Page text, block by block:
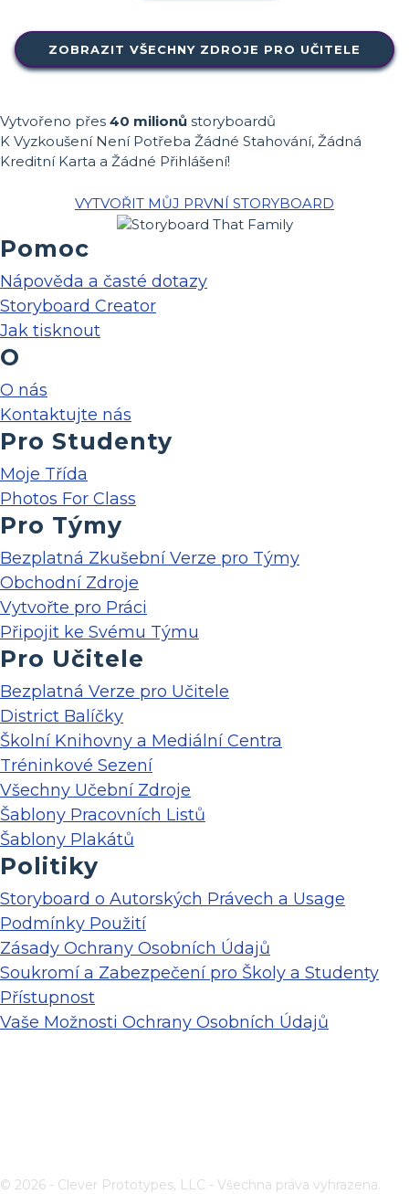
ZOBRAZIT VŠECHNY ZDROJE PRO UČITELE
Vytvořeno přes 40 milionů storyboardů
K Vyzkoušení Není Potřeba Žádné Stahování, Žádná
Kreditní Karta a Žádné Přihlášení!
VYTVOŘIT MŮJ PRVNÍ STORYBOARD
Pomoc
Nápověda a časté dotazy
Storyboard Creator
Jak tisknout
O
O nás
Kontaktujte nás
Pro Studenty
Moje Třída
Photos For Class
Pro Týmy
Bezplatná Zkušební Verze pro Týmy
Obchodní Zdroje
Vytvořte pro Práci
Připojit ke Svému Týmu
Pro Učitele
Bezplatná Verze pro Učitele
District Balíčky
Školní Knihovny a Mediální Centra
Tréninkové Sezení
Všechny Učební Zdroje
Šablony Pracovních Listů
Šablony Plakátů
Politiky
Storyboard o Autorských Právech a Usage
Podmínky Použití
Zásady Ochrany Osobních Údajů
Soukromí a Zabezpečení pro Školy a Studenty
Přístupnost
Vaše Možnosti Ochrany Osobních Údajů
© 2026 - Clever Prototypes, LLC - Všechna práva vyhrazena.